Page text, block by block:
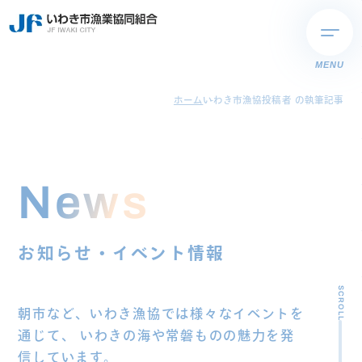
MENU
ホーム いわき市漁協投稿者 の執筆記事
News
お知らせ・イベント情報
朝市など、いわき漁協では様々なイベントを
通じて、
いわきの海や常磐ものの魅力を発
信しています。
SCROLL